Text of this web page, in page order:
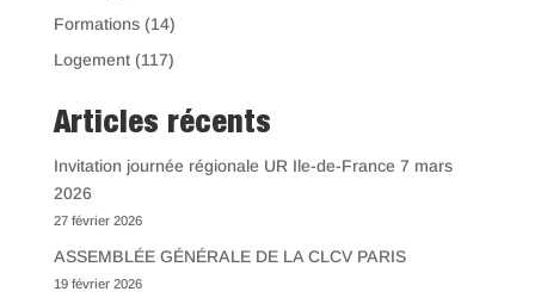
Formations(14)
Logement(117)
Articles récents
Invitation journée régionale UR Ile-de-France 7 mars
2026
27 février 2026
ASSEMBLÉE GÉNÉRALE DE LA CLCV PARIS
19 février 2026